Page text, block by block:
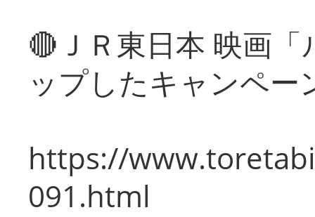
🔴ＪＲ東日本 映画
ップしたキャンペー
https://
091.html